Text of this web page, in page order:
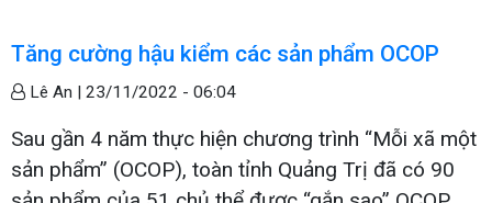
Tăng cường hậu kiểm các sản phẩm OCOP
Lê An | 23/11/2022 - 06:04
Sau gần 4 năm thực hiện chương trình “Mỗi xã một
sản phẩm” (OCOP), toàn tỉnh Quảng Trị đã có 90